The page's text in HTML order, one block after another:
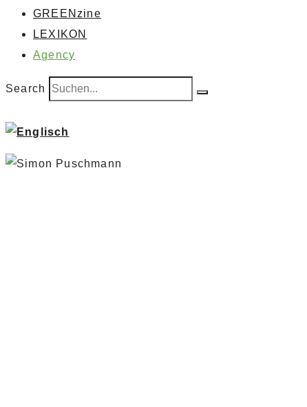
GREENzine
LEXIKON
Agency
Search